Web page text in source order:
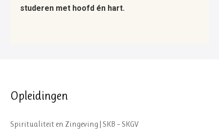
studeren met hoofd én hart.
Opleidingen
Spiritualiteit en Zingeving | SKB – SKGV